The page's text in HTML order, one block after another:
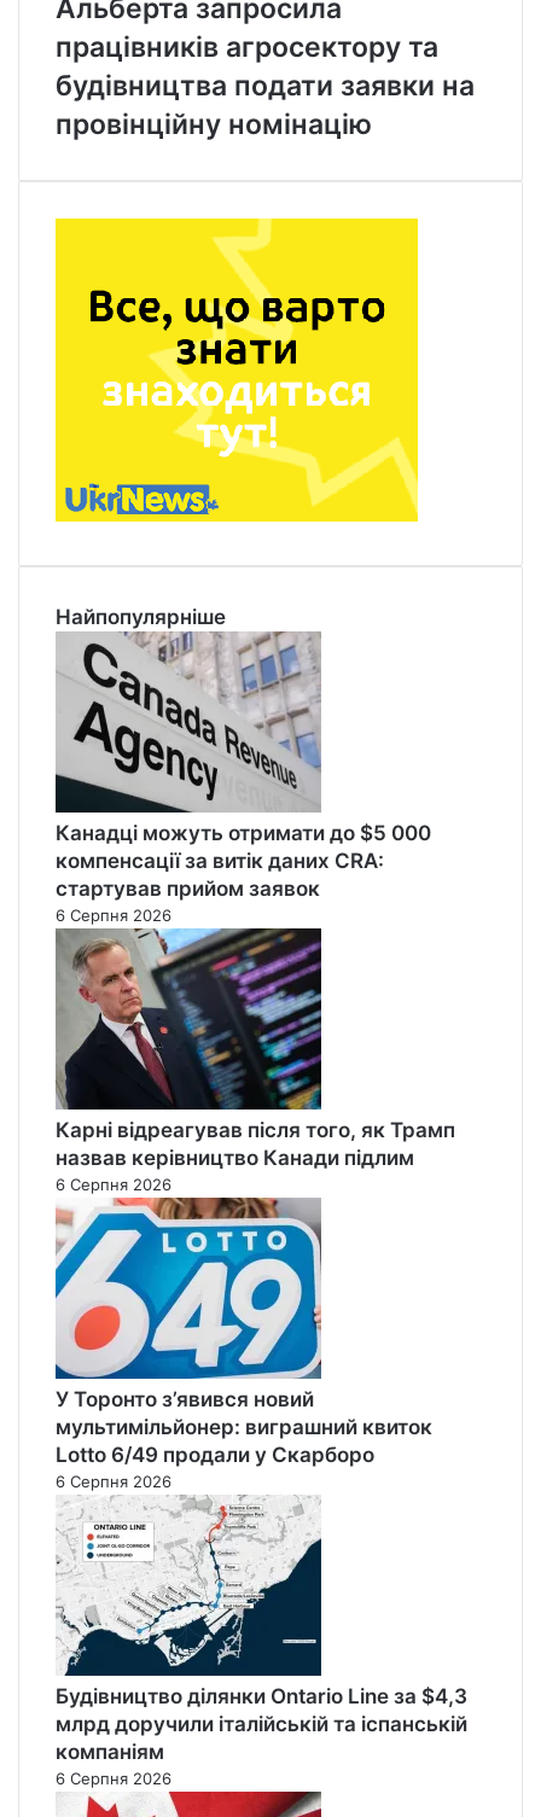
Альберта запросила
працівників агросектору та
будівництва подати заявки на
провінційну номінацію
Найпопулярніше
Канадці можуть отримати до $5 000
компенсації за витік даних CRA:
стартував прийом заявок
6 Серпня 2026
Карні відреагував після того, як Трамп
назвав керівництво Канади підлим
6 Серпня 2026
У Торонто з’явився новий
мультимільйонер: виграшний квиток
Lotto 6/49 продали у Скарборо
6 Серпня 2026
Будівництво ділянки Ontario Line за $4,3
млрд доручили італійській та іспанській
компаніям
6 Серпня 2026